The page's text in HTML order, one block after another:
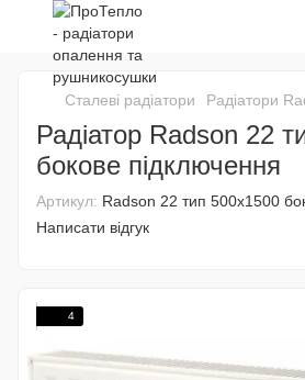
Сталеві радіатори Радіатори
Радіатор Radson 22
бокове підключення
Артикул: Radson 22 тип 500х1500
Написати відгук
4